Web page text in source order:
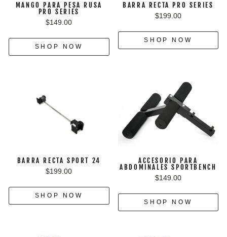
MANGO PARA PESA RUSA
PRO SERIES
$149.00
SHOP NOW
BARRA RECTA PRO SERIES
$199.00
SHOP NOW
BARRA RECTA SPORT 24
$199.00
SHOP NOW
ACCESORIO PARA
ABDOMINALES SPORTBENCH
$149.00
SHOP NOW